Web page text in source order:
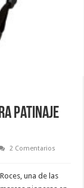
patinaje
2 Comentarios
Roces, una de las